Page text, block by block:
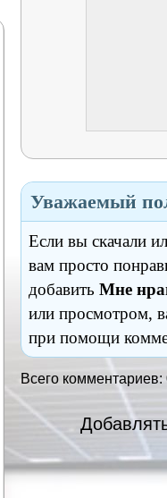
Уважаемый
Если вы скачали
вам просто
добавить Мне
или просмотром,
при помощи
Всего комментариев: